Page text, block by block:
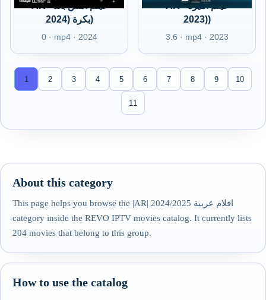
AR - فيلم أمس بعد
بكرة (2024)
0 · mp4 · 2024
AR - فيلم أميرة
(2023)
3.6 · mp4 · 2023
1 2 3 4 5 6 7 8 9 10
11
About this category
This page helps you browse the |AR| افلام عربية 2024/2025
category inside the REVO IPTV movies catalog. It currently lists
204 movies that belong to this group.
How to use the catalog